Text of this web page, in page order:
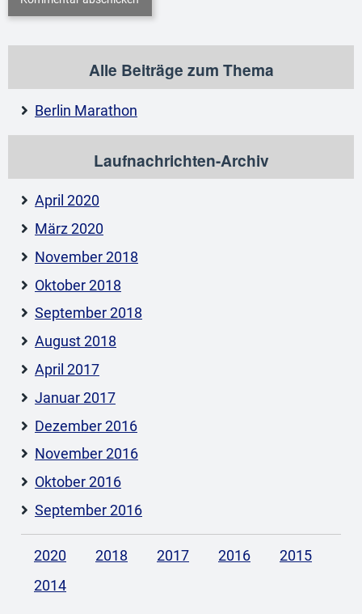
Alle Beiträge zum Thema
Berlin Marathon
Laufnachrichten-Archiv
April 2020
März 2020
November 2018
Oktober 2018
September 2018
August 2018
April 2017
Januar 2017
Dezember 2016
November 2016
Oktober 2016
September 2016
2020 2018 2017 2016
2015
2014